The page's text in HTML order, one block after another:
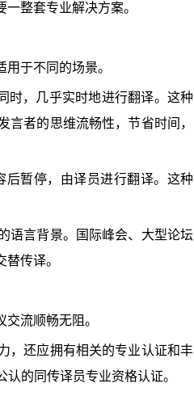
整套专业解决方案。
于不同的场景。
时，几乎实时地进行翻译。这种
者的思维流畅性，节省时间，
后暂停，由译员进行翻译。这种
语言背景。国际峰会、大型论坛
传译。
流顺畅无阻。
，还应拥有相关的专业认证和丰
的同传译员专业资格认证。